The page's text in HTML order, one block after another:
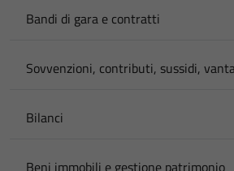
Bandi di gara e contratti
Sovvenzioni, contributi, sussidi,
Bilanci
Beni immobili e gestione patrimonio